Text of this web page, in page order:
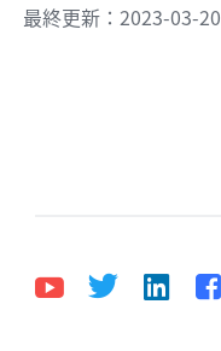
最終更新：2023-03-20